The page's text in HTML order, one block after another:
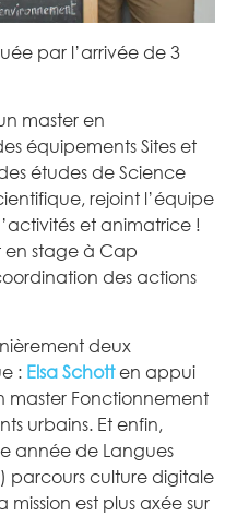
par l’arrivée de 3
master en
équipements Sites et
études de Science
rejoint l’équipe
et animatrice !
stage à Cap
des actions
deux
: Elsa Schotten appui
master Fonctionnement
urbains. Et enfin,
année de Langues
parcours culture digitale
est plus axée sur